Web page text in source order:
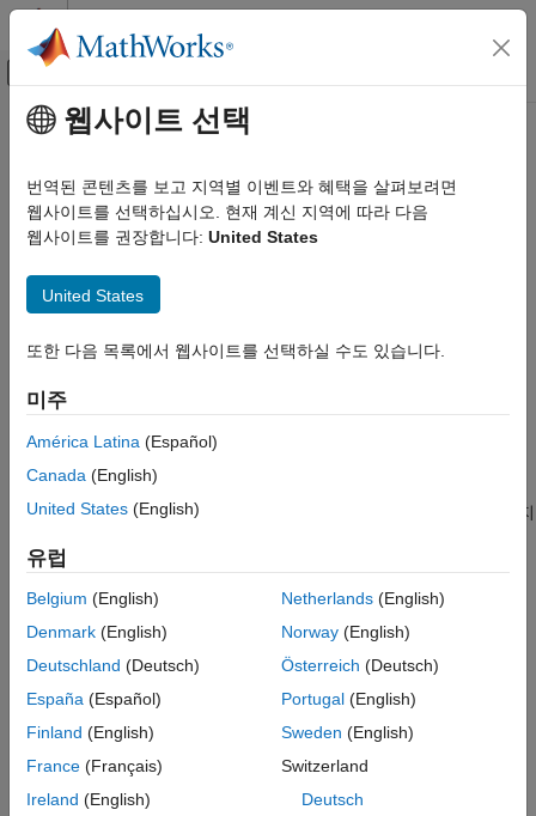
콘텐츠로 바로 가기
오프캔버스 탐색 메뉴 토글
문서 홈
Simulink Coder
아키텍처 및 컴포넌트 설계
Variant 시스템
Variant 파라미터
주요 콘텐츠
이 페이지는 기계 번역을 사용하여 번역되었습니다. 영어 원문을
Variant 구조
모델 내에서의 구조적 변동에 대응한 코드 생성 및 관리
Simulink®의 Variant 블록을 사용하면 단일 모델에서 컴포넌트의
레이어 또는 개별 계층 구조의 Variant 선택지로 모델에
Variant 선택지를 가지며, 선택지는 사용자가 선택한 Variant
제어에 따라 활성화되거나 비활성화됩니다. 자세한 내용은
시점은 선택지를 활성화할 시점을 결정하고 생성 코드에 활성
선택지만 포함할지 아니면 활성 및 비활성 선택지를 모두 포함할지
Variant During Different Stages of Simulation and Code
도움말 항목
코드 생성
Generate code for specific implementation of component
represented using Variant Subsystem block.
Generate Code for Variant Source and Variant Sink Blocks
웹사이트 선택
번역된 콘텐츠를 보고 지역별 이벤트와 혜택을 살펴보려면
웹사이트를 선택하십시오. 현재 계신 지역에 따라 다음
웹사이트를 권장합니다: United States
United States
또한 다음 목록에서 웹사이트를 선택하실 수도 있습니다.
미주
América Latina (Español)
Canada (English)
United States (English)
유럽
Belgium (English)
Denmark (English)
Deutschland (Deutsch)
España (Español)
Finland (English)
France (Français)
Ireland (English)
Netherlands(English)
Norway(English)
Österreich (Deutsch)
Portugal(English)
Sweden (English)
Switzerland
Deutsch